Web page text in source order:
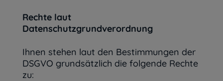
Rechte laut
Datenschutzgrundverordnung
Ihnen stehen laut den Bestimmungen der
DSGVO grundsätzlich die folgende Rechte
zu: